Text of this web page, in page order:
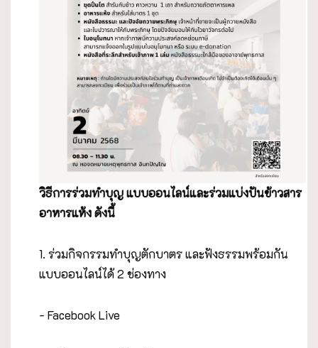
วิธีการร่วมทำบุญ แบบออนไลน์และร่วมแบ่งปันข้าวสาร
อาหารแห้ง ดังนี้
1. ร่วมกิจกรรมทำบุญตักบาตร และฟังธรรมพร้อมกัน
แบบออนไลน์ได้ 2 ช่องทาง
- Facebook Live